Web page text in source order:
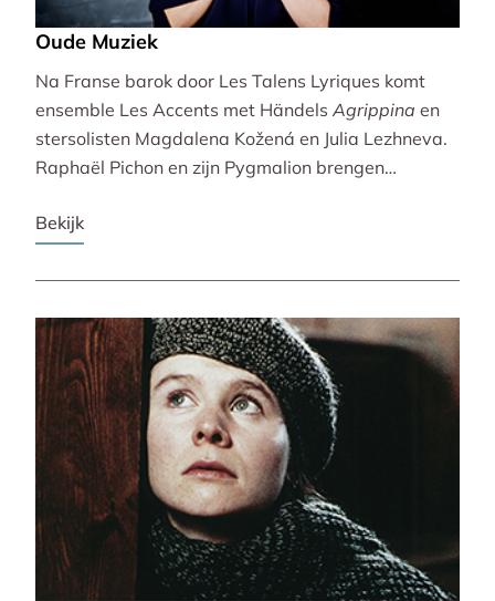
Oude Muziek
Na Franse barok door Les Talens Lyriques komt
ensemble Les Accents met Händels Agrippina en
stersolisten Magdalena Kožená en Julia Lezhneva.
Raphaël Pichon en zijn Pygmalion brengen
Bachvereniging en blokfluitiste Lucie Horsch spelen
Wantenaar, op historische instrumenten! De serie
Andrea Marcon.
Bekijk